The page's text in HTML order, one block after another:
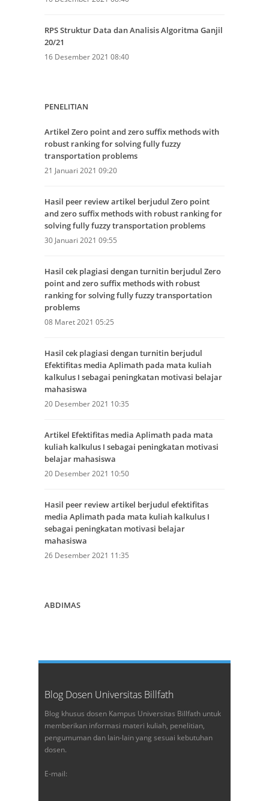
RPS Struktur Data dan Analisis Algoritma Ganjil
20/21
16 Desember 2021 08:40
PENELITIAN
Artikel Zero point and zero suffix methods with
robust ranking for solving fully fuzzy
transportation problems
21 Januari 2021 09:20
Hasil peer review artikel berjudul Zero point
and zero suffix methods with robust ranking for
solving fully fuzzy transportation problems
30 Januari 2021 09:55
Hasil cek plagiasi dengan turnitin berjudul Zero
point and zero suffix methods with robust
ranking for solving fully fuzzy transportation
problems
08 Maret 2021 05:25
Hasil cek plagiasi dengan turnitin berjudul
Efektifitas media Aplimath pada mata kuliah
kalkulus I sebagai peningkatan motivasi belajar
mahasiswa
20 Desember 2021 10:35
Artikel Efektifitas media Aplimath pada mata
kuliah kalkulus I sebagai peningkatan motivasi
belajar mahasiswa
20 Desember 2021 10:50
Hasil peer review artikel berjudul efektifitas
media Aplimath pada mata kuliah kalkulus I
sebagai peningkatan motivasi belajar
mahasiswa
26 Desember 2021 11:35
ABDIMAS
Blog Dosen Universitas Billfath
Blog khusus dosen Kampus Universitas Billfath untuk
memberikan informasi materi kuliah, penelitian,
pengumuman dan lain-lain yang sesuai kebutuhan
dosen.
E-mail: